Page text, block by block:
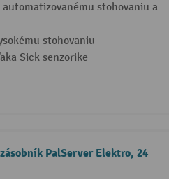
stohovaniu a
stohovaniu
Sick senzorike
PalServer Elektro, 24